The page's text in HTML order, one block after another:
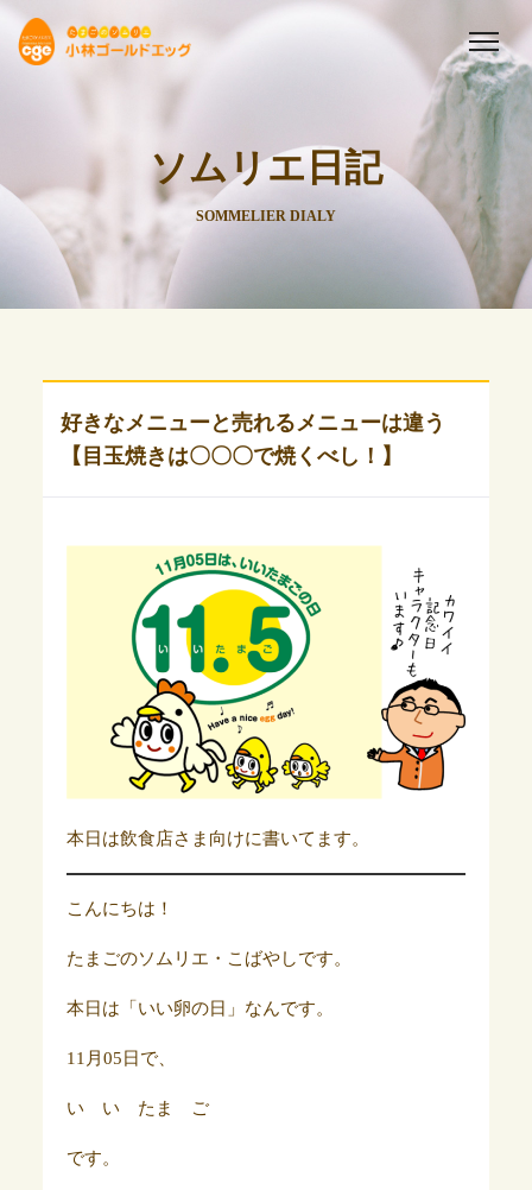
ソムリエ日記
SOMMELIER DIALY
好きなメニューと売れるメニューは違う
【目玉焼きは〇〇〇で焼くべし！】
本日は飲食店さま向けに書いてます。
こんにちは！
たまごのソムリエ・こばやしです。
本日は「いい卵の日」なんです。
11月05日で、
い い たま ご
です。